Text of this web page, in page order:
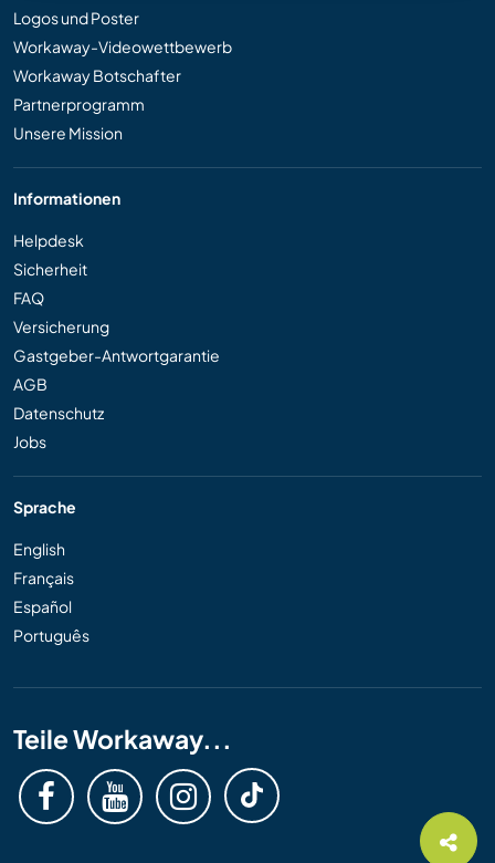
Logos und Poster
Workaway-Videowettbewerb
Workaway Botschafter
Partnerprogramm
Unsere Mission
Informationen
Helpdesk
Sicherheit
FAQ
Versicherung
Gastgeber-Antwortgarantie
AGB
Datenschutz
Jobs
Sprache
English
Français
Español
Português
Teile Workaway...